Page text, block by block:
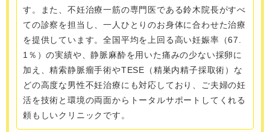
す。また、不妊治療一筋の専門医である鈴木院長がすべ
ての診察を担当し、一人ひとりのお身体に合わせた治療
を提供しています。全国平均を上回る高い妊娠率（67.
1％）の実績や、静脈麻酔を用いた痛みの少ない採卵に
加え、精索静脈瘤手術やTESE（精巣内精子採取術）な
どの高度な男性不妊治療にも対応しており、ご夫婦の妊
活を技術と環境の両面からトータルサポートしてくれる
頼もしいクリニックです。